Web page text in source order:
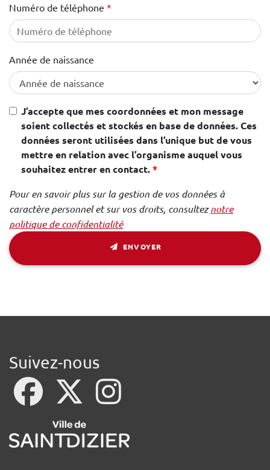
Numéro de téléphone
Année de naissance
J’accepte que mes coordonnées et mon message
soient collectés et stockés en base de données. Ces
données seront utilisées dans l’unique but de vous
mettre en relation avec l’organisme auquel vous
souhaitez entrer en contact.
Pour en savoir plus sur la gestion de vos données à
caractère personnel et sur vos droits, consulteznotre
politique de confidentialité
ENVOYER
Suivez-nous